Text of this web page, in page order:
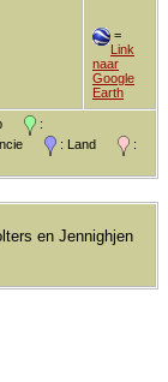
=
Link
naar
Google
Earth
:
: Land
:
en Jennighjen